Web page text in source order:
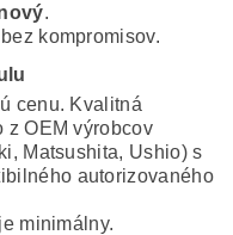
.
kompromisov.
cenu. Kvalitná
z OEM výrobcov
Matsushita, Ushio) s
autorizovaného
minimálny.